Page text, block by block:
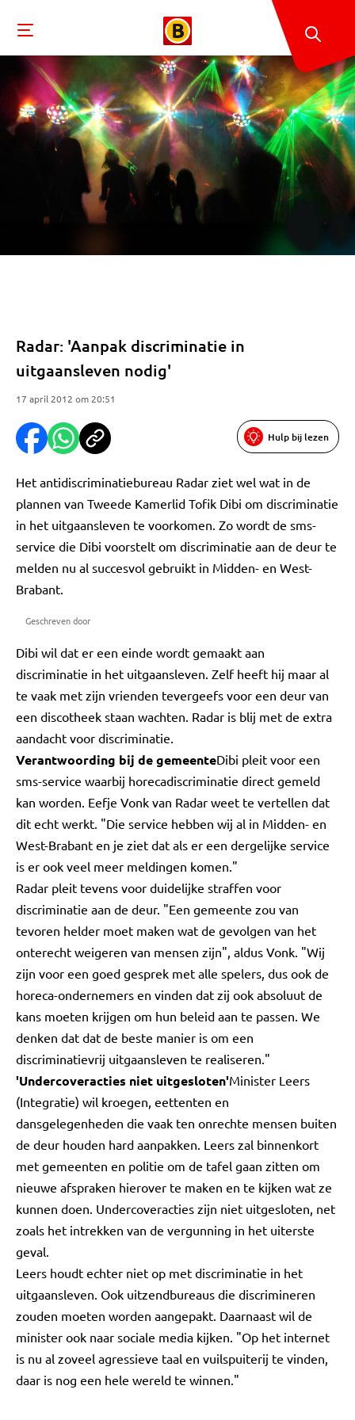
Radar: 'Aanpak discriminatie in
uitgaansleven nodig'
17 april 2012 om 20:51
Hulp bij lezen
Het antidiscriminatiebureau Radar ziet wel wat in de
plannen van Tweede Kamerlid Tofik Dibi om discriminatie
in het uitgaansleven te voorkomen. Zo wordt de sms-
service die Dibi voorstelt om discriminatie aan de deur te
melden nu al succesvol gebruikt in Midden- en West-
Brabant.
Geschreven door
Dibi wil dat er een einde wordt gemaakt aan
discriminatie in het uitgaansleven. Zelf heeft hij maar al
te vaak met zijn vrienden tevergeefs voor een deur van
een discotheek staan wachten. Radar is blij met de extra
aandacht voor discriminatie.
Verantwoording bij de gemeenteDibi pleit voor een
sms-service waarbij horecadiscriminatie direct gemeld
kan worden. Eefje Vonk van Radar weet te vertellen dat
dit echt werkt. "Die service hebben wij al in Midden- en
West-Brabant en je ziet dat als er een dergelijke service
is er ook veel meer meldingen komen."
Radar pleit tevens voor duidelijke straffen voor
discriminatie aan de deur. "Een gemeente zou van
tevoren helder moet maken wat de gevolgen van het
onterecht weigeren van mensen zijn", aldus Vonk. "Wij
zijn voor een goed gesprek met alle spelers, dus ook de
horeca-ondernemers en vinden dat zij ook absoluut de
kans moeten krijgen om hun beleid aan te passen. We
denken dat dat de beste manier is om een
discriminatievrij uitgaansleven te realiseren."
'Undercoveracties niet uitgesloten'Minister Leers
(Integratie) wil kroegen, eettenten en
dansgelegenheden die vaak ten onrechte mensen buiten
de deur houden hard aanpakken. Leers zal binnenkort
met gemeenten en politie om de tafel gaan zitten om
nieuwe afspraken hierover te maken en te kijken wat ze
kunnen doen. Undercoveracties zijn niet uitgesloten, net
zoals het intrekken van de vergunning in het uiterste
geval.
Leers houdt echter niet op met discriminatie in het
uitgaansleven. Ook uitzendbureaus die discrimineren
zouden moeten worden aangepakt. Daarnaast wil de
minister ook naar sociale media kijken. "Op het internet
is nu al zoveel agressieve taal en vuilspuiterij te vinden,
daar is nog een hele wereld te winnen."